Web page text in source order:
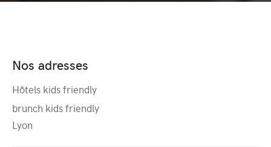
Nos adresses
Hôtels kids friendly
brunch kids friendly
Lyon